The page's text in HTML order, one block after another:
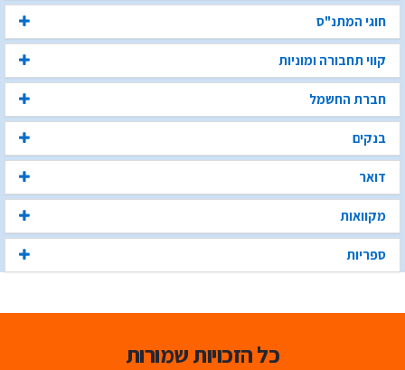
חוגי המתנ"ס
קווי תחבורה ומוניות
חברת החשמל
בנקים
דואר
מקוואות
ספריות
כל הזכויות שמורות